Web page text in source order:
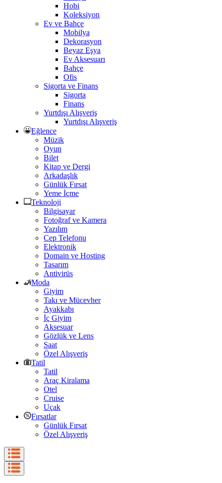
Hobi
Koleksiyon
Ev ve Bahçe
Mobilya
Dekorasyon
Beyaz Eşya
Ev Aksesuarı
Bahçe
Ofis
Sigorta ve Finans
Sigorta
Finans
Yurtdışı Alışveriş
Yurtdışı Alışveriş
Eğlence
Müzik
Oyun
Bilet
Kitap ve Dergi
Arkadaşlık
Günlük Fırsat
Yeme İçme
Teknoloji
Bilgisayar
Fotoğraf ve Kamera
Yazılım
Cep Telefonu
Elektronik
Domain ve Hosting
Tasarım
Antivirüs
Moda
Giyim
Takı ve Mücevher
Ayakkabı
İç Giyim
Aksesuar
Gözlük ve Lens
Saat
Özel Alışveriş
Tatil
Tatil
Araç Kiralama
Otel
Cruise
Uçak
Fırsatlar
Günlük Fırsat
Özel Alışveriş